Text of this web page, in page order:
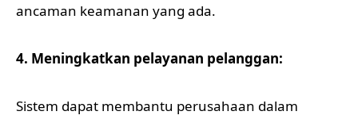
ancaman keamanan yang ada.
4. Meningkatkan pelayanan pelanggan:
Sistem dapat membantu perusahaan dalam